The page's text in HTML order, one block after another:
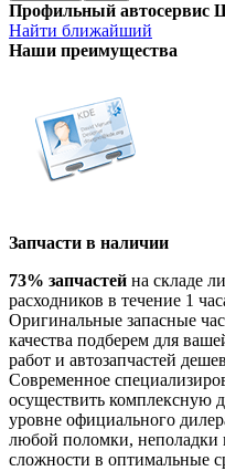
Профильный автосервис
Найти ближайший
Наши преимущества
Запчасти в наличии
73% запчастей на складе
расходников в течение 1
Оригинальные запасные
качества подберем для
работ и автозапчастей
Современное
осуществить комплексную
уровне официального
любой поломки, неполадки
сложности в оптимальные